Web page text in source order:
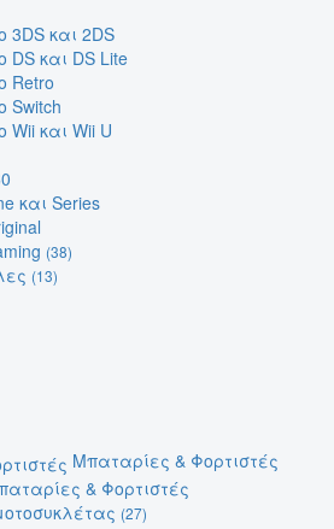
3DS και 2DS
DS και DS Lite
Retro
Switch
Wii και Wii U
και Series
(38)
(13)
Μπαταρίες & Φορτιστές
& Φορτιστές
(27)